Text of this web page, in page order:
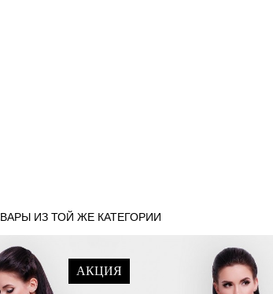
ИЗ ТОЙ ЖЕ КАТЕГОРИИ
АКЦИЯ